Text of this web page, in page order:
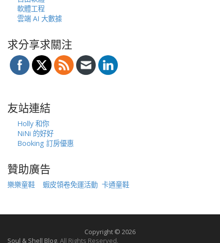
軟體工程
雲端 AI 大數據
求分享求關注
友站連結
Holly 和你
NiNi 的好好
Booking 訂房優惠
贊助廣告
樂樂童鞋 蝦皮領卷免運活動 卡通童鞋
Copyright © 2026
Soul & Shell Blog. All Rights Reserved.